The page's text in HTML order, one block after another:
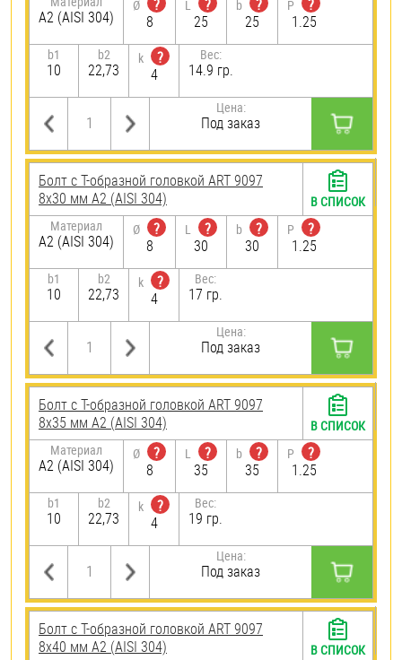
А2 (AISI 304)
Ø
?
8
L
?
25
b
?
25
P
?
1.25
b1
10
b2
22,73
k
?
4
Вес:
14.9 гр.
Цена:
Под заказ
Болт с Т-образной головкой ART 9097
8х30 мм А2 (AISI 304)
Материал
А2 (AISI 304)
Ø
?
8
L
?
30
b
?
30
P
?
1.25
b1
10
b2
22,73
k
?
4
Вес:
17 гр.
Цена:
Под заказ
В СПИСОК
Болт с Т-образной головкой ART 9097
8х35 мм А2 (AISI 304)
Материал
А2 (AISI 304)
Ø
?
8
L
?
35
b
?
35
P
?
1.25
b1
10
b2
22,73
k
?
4
Вес:
19 гр.
Цена:
Под заказ
В СПИСОК
Болт с Т-образной головкой ART 9097
8х40 мм А2 (AISI 304)
В СПИСОК